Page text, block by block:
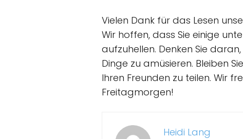
Vielen Dank für das Lesen
Wir hoffen, dass Sie einige
aufzuhellen. Denken Sie
Dinge zu amüsieren. Bleiben
Ihren Freunden zu teilen. Wir
Freitagmorgen!
Heidi Lang